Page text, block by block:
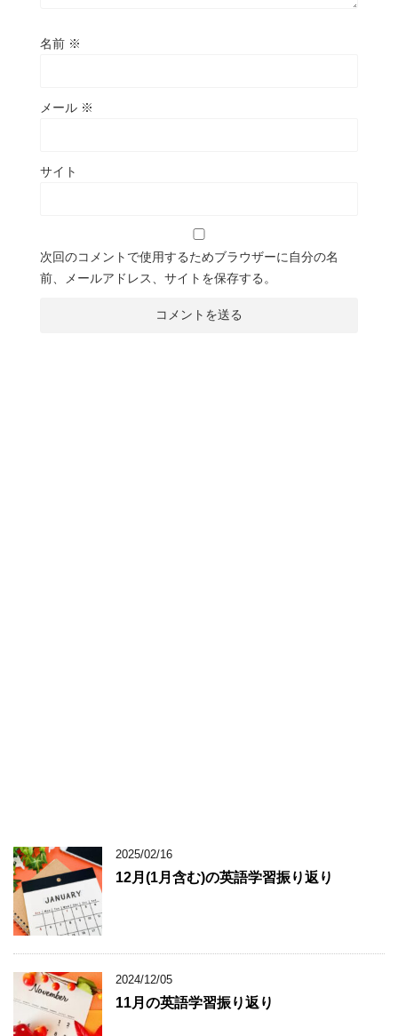
名前 ※
メール ※
サイト
次回のコメントで使用するためブラウザーに自分の名
前、メールアドレス、サイトを保存する。
2025/02/16
12月(1月含む)の英語学習振り返り
2024/12/05
11月の英語学習振り返り